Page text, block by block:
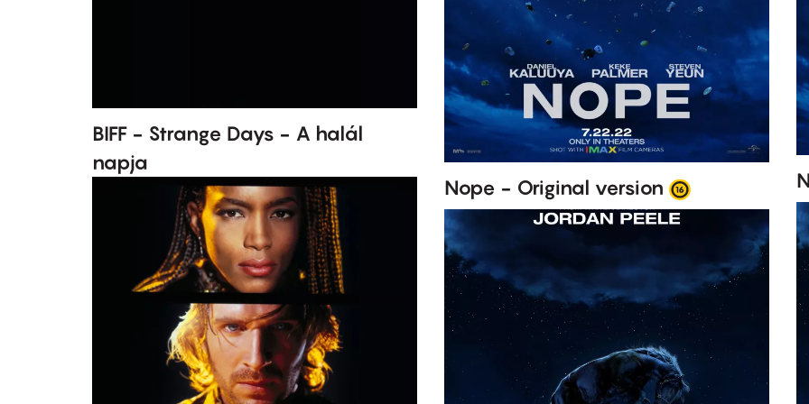
BIFF - Strange Days - A halál
napja
Nope - Original version